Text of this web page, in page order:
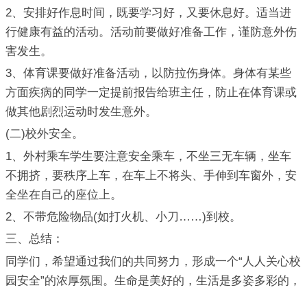
2、安排好作息时间，既要学习好，又要休息好。适当进
行健康有益的活动。活动前要做好准备工作，谨防意外伤
害发生。
3、体育课要做好准备活动，以防拉伤身体。身体有某些
方面疾病的同学一定提前报告给班主任，防止在体育课或
做其他剧烈运动时发生意外。
(二)校外安全。
1、外村乘车学生要注意安全乘车，不坐三无车辆，坐车
不拥挤，要秩序上车，在车上不将头、手伸到车窗外，安
全坐在自己的座位上。
2、不带危险物品(如打火机、小刀……)到校。
三、总结：
同学们，希望通过我们的共同努力，形成一个“人人关心校
园安全”的浓厚氛围。生命是美好的，生活是多姿多彩的，